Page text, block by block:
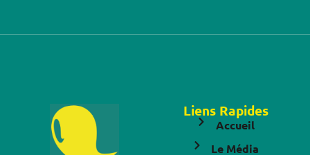
Liens Rapides
Accueil
Le Média